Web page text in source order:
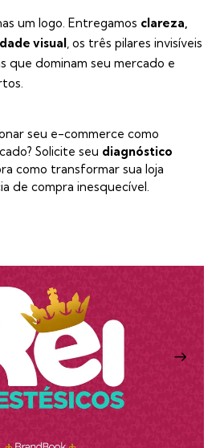
um logo. Entregamos clareza,
visual , os três pilares invisíveis
que dominam seu mercado e
seu e-commerce como
Solicite seu diagnóstico
como transformar sua loja
de compra inesquecível.